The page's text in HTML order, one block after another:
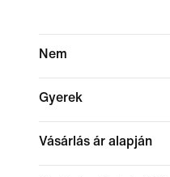
Nem
Gyerek
Vásárlás ár alapján